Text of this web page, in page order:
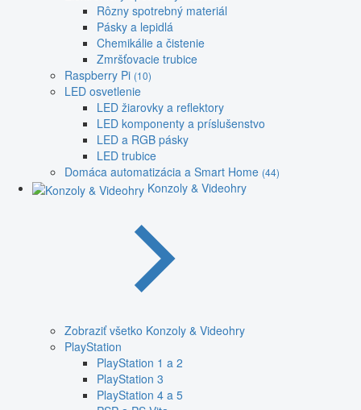
Rôzny spotrebný materiál
Pásky a lepidlá
Chemikálie a čistenie
Zmršťovacie trubice
Raspberry Pi (10)
LED osvetlenie
LED žiarovky a reflektory
LED komponenty a príslušenstvo
LED a RGB pásky
LED trubice
Domáca automatizácia a Smart Home (44)
Konzoly & Videohry
Zobraziť všetko Konzoly & Videohry
PlayStation
PlayStation 1 a 2
PlayStation 3
PlayStation 4 a 5